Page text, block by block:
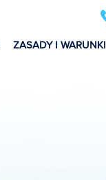
ZASADY I WARUNKI